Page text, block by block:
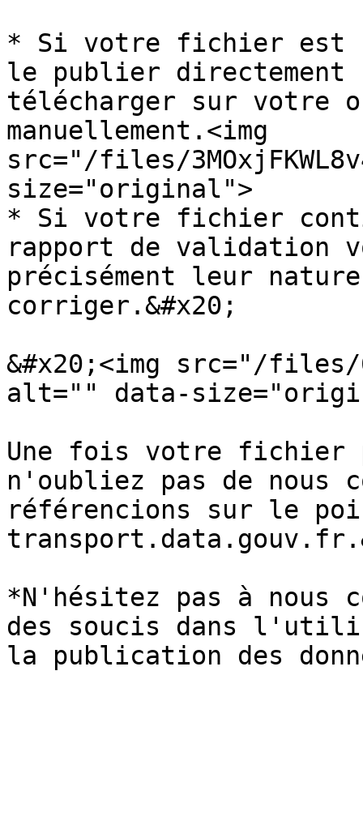
* Si votre fichier est
le publier
télécharger sur votre
manuellement.<img
src="/files/
size="original">
* Si votre fichier
rapport de validation
précisément leur
corriger.&#x20;
&#x20;<img src="/files/
alt="" data-
Une fois votre fichier
n'oubliez pas de nous
référencions sur le
*N'hésitez pas à nous
des soucis dans